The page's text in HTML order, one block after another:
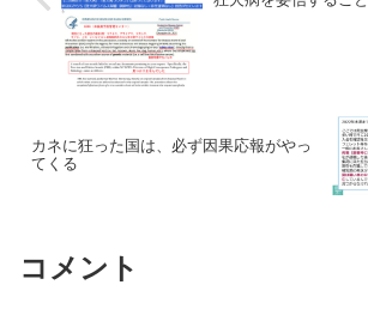
カネに狂った国は、必ず因果応報がやっ
てくる
コメント